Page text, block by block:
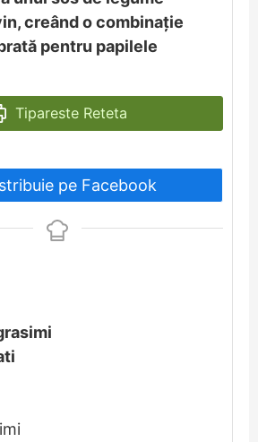
creând o combinație
pentru papilele
Tipareste Reteta
pe Facebook